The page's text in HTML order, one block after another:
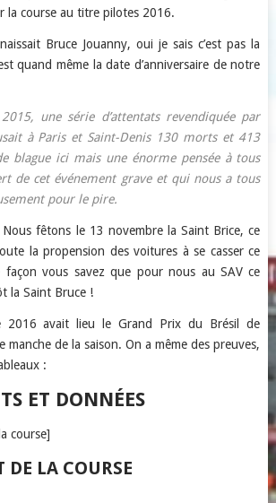
la course au titre pilotes 2016.
Bruce Jouanny, oui je sais c’est pas la
quand même la date d’anniversaire de notre
une série d’attentats revendiquée par
à Paris et Saint-Denis 130 morts et 413
blague ici mais une énorme pensée à tous
de cet événement grave et qui nous a tous
pour le pire.
fêtons le 13 novembre la Saint Brice, ce
la propension des voitures à se casser ce
façon vous savez que pour nous au SAV ce
la Saint Bruce !
2016 avait lieu le Grand Prix du Brésil de
manche de la saison. On a même des preuves,
:
ET DONNÉES
course]
DE LA COURSE